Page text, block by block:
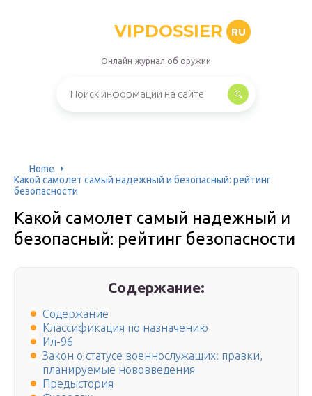
VIPDOSSIER RU
Онлайн-журнал об оружии
Home
Какой самолет самый надежный и безопасный: рейтинг
безопасности
Какой самолет самый надежный и
безопасный: рейтинг безопасности
Содержание:
Содержание
Классификация по назначению
Ил-96
Закон о статусе военнослужащих: правки,
планируемые нововведения
Предыстория